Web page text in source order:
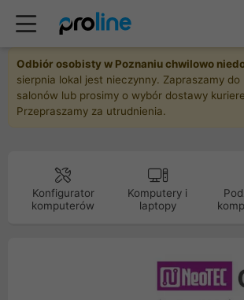
Odbiór osobisty w Poznaniu chwilowo
sierpnia lokal jest nieczynny. Zapraszamy do
salonów lub prosimy o wybór dostawy
Przepraszamy za utrudnienia.
Konfigurator
komputerów
Komputery i
laptopy